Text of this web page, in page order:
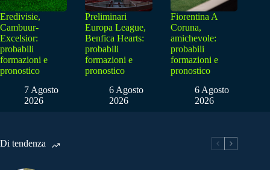
Eredivisie,
Cambuur-
Excelsior:
probabili
formazioni e
pronostico
7 Agosto
2026
Preliminari
Europa League,
Benfica Hearts:
probabili
formazioni e
pronostico
6 Agosto
2026
Fiorentina A
Coruna,
amichevole:
probabili
formazioni e
pronostico
6 Agosto
2026
Di tendenza